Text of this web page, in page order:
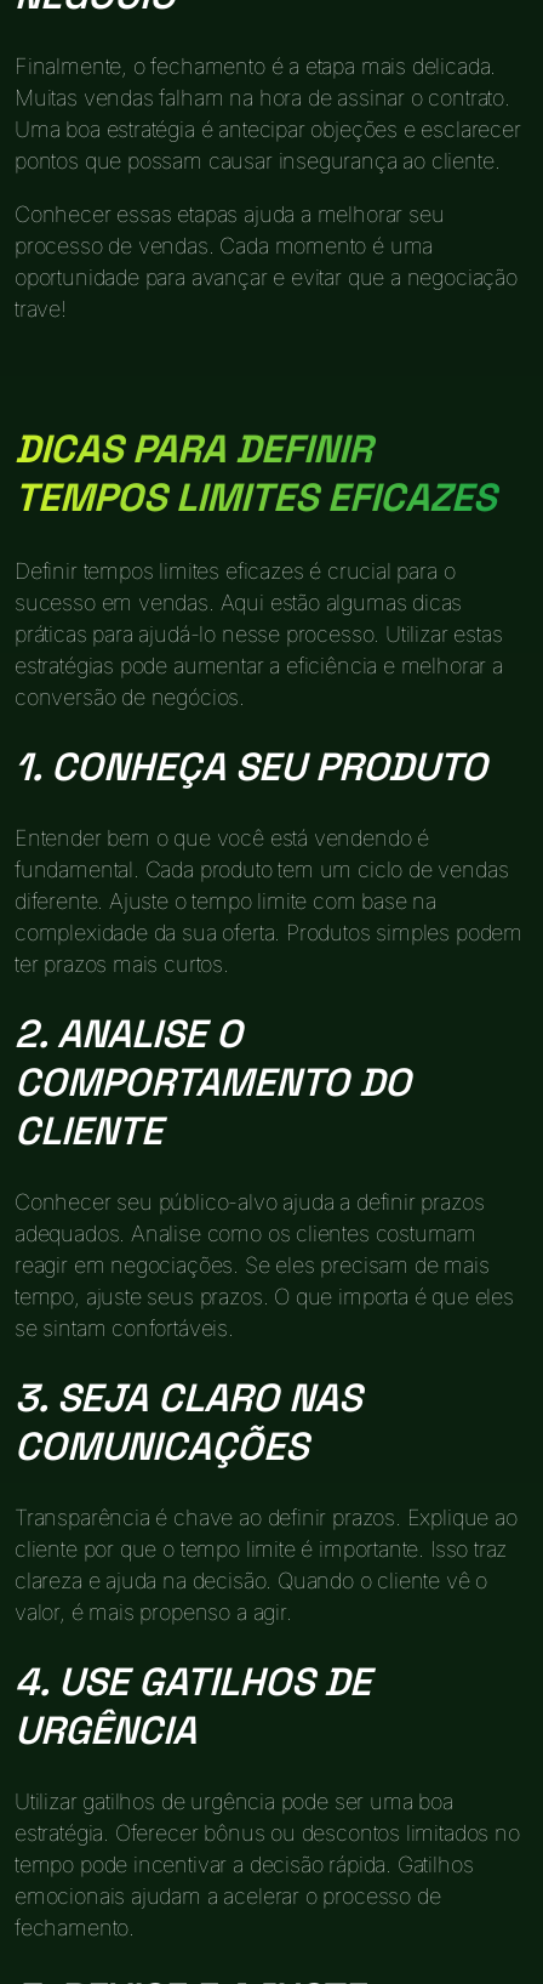
Finalmente, o fechamento é a etapa mais delicada.
Muitas vendas falham na hora de assinar o contrato.
Uma boa estratégia é antecipar objeções e esclarecer
pontos que possam causar insegurança ao cliente.
Conhecer essas etapas ajuda a melhorar seu
processo de vendas. Cada momento é uma
oportunidade para avançar e evitar que a negociação
trave!
DICAS PARA DEFINIR
TEMPOS LIMITES EFICAZES
Definir tempos limites eficazes é crucial para o
sucesso em vendas. Aqui estão algumas dicas
práticas para ajudá-lo nesse processo. Utilizar estas
estratégias pode aumentar a eficiência e melhorar a
conversão de negócios.
1. CONHEÇA SEU PRODUTO
Entender bem o que você está vendendo é
fundamental. Cada produto tem um ciclo de vendas
diferente. Ajuste o tempo limite com base na
complexidade da sua oferta. Produtos simples podem
ter prazos mais curtos.
2. ANALISE O
COMPORTAMENTO DO
CLIENTE
Conhecer seu público-alvo ajuda a definir prazos
adequados. Analise como os clientes costumam
reagir em negociações. Se eles precisam de mais
tempo, ajuste seus prazos. O que importa é que eles
se sintam confortáveis.
3. SEJA CLARO NAS
COMUNICAÇÕES
Transparência é chave ao definir prazos. Explique ao
cliente por que o tempo limite é importante. Isso traz
clareza e ajuda na decisão. Quando o cliente vê o
valor, é mais propenso a agir.
4. USE GATILHOS DE
URGÊNCIA
Utilizar gatilhos de urgência pode ser uma boa
estratégia. Oferecer bônus ou descontos limitados no
tempo pode incentivar a decisão rápida. Gatilhos
emocionais ajudam a acelerar o processo de
fechamento.